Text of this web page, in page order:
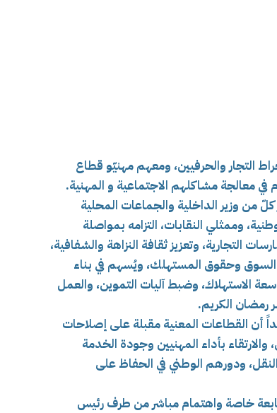
التجار والحرفيين، ومعهم مهنيّو قطاع
في معالجة مشاكلهم الاجتماعية و المهنية.
من وزير الداخلية والجماعات المحلية
وممثلي النقابات، التزامه بمواصلة
التجارية، وتعزيز ثقافة النزاهة والشفافية،
السوق وحقوق المستهلك، ويُسهم في بناء
الاستهلاك، وضبط آليات التموين، والعمل
رمضان الكريم.
أن القطاعات المعنية مقبلة على إصلاحات
بأداء المهنيين وجودة الخدمة
ودورهم الوطني في الحفاظ على
خاصة واهتمام مباشر من طرف رئيس